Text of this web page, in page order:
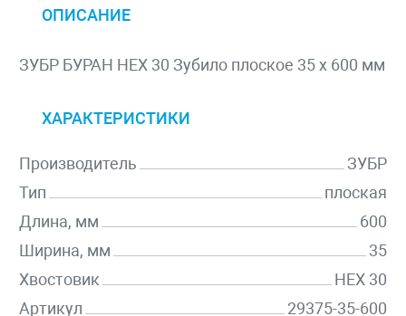
ОПИСАНИЕ
ЗУБР БУРАН HEX 30 Зубило плоское 35 х 600 мм
ХАРАКТЕРИСТИКИ
Производитель
ЗУБР
Тип
плоская
Длина, мм
600
Ширина, мм
35
Хвостовик
HEX 30
Артикул
29375-35-600